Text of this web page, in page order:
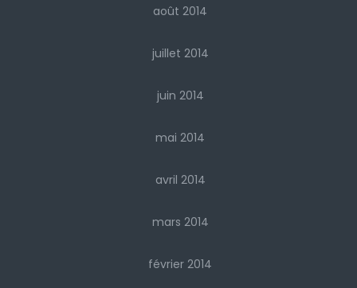
août 2014
juillet 2014
juin 2014
mai 2014
avril 2014
mars 2014
février 2014